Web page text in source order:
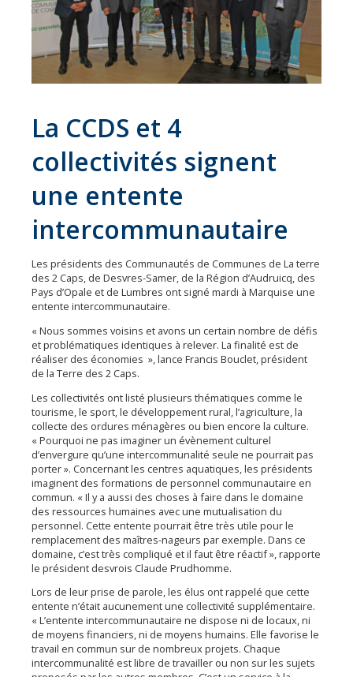
Les
31
communes
Actualités
Office
de
Tourisme
Mobilité
Offres
La CCDS et 4
collectivités signent
une entente
intercommunautaire
Les présidents des Communautés de Communes de La terre
des 2 Caps, de Desvres-Samer, de la Région d’Audruicq, des
Pays d’Opale et de Lumbres ont signé mardi à Marquise une
entente intercommunautaire.
« Nous sommes voisins et avons un certain nombre de défis
et problématiques identiques à relever. La finalité est de
réaliser des économies », lance Francis Bouclet, président
de la Terre des 2 Caps.
Les collectivités ont listé plusieurs thématiques comme le
tourisme, le sport, le développement rural, l’agriculture, la
collecte des ordures ménagères ou bien encore la culture.
« Pourquoi ne pas imaginer un évènement culturel
d’envergure qu’une intercommunalité seule ne pourrait pas
porter ». Concernant les centres aquatiques, les présidents
imaginent des formations de personnel communautaire en
commun. « Il y a aussi des choses à faire dans le domaine
des ressources humaines avec une mutualisation du
personnel. Cette entente pourrait être très utile pour le
remplacement des maîtres-nageurs par exemple. Dans ce
domaine, c’est très compliqué et il faut être réactif », rapporte
le président desvrois Claude Prudhomme.
Lors de leur prise de parole, les élus ont rappelé que cette
entente n’était aucunement une collectivité supplémentaire.
« L’entente intercommunautaire ne dispose ni de locaux, ni
de moyens financiers, ni de moyens humains. Elle favorise le
travail en commun sur de nombreux projets. Chaque
intercommunalité est libre de travailler ou non sur les sujets